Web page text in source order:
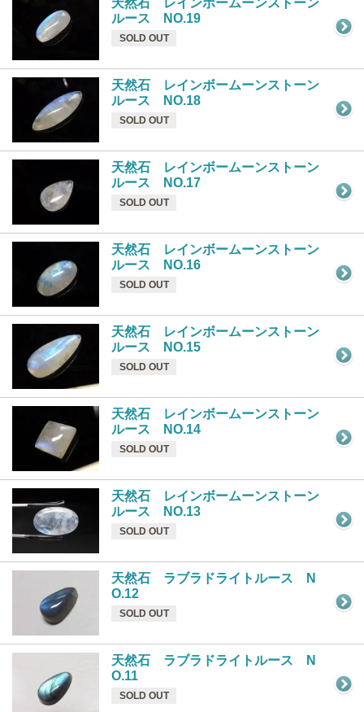
ルース NO.19
SOLD OUT
天然石 レインボームーンストーン
ルース NO.18
SOLD OUT
天然石 レインボームーンストーン
ルース NO.17
SOLD OUT
天然石 レインボームーンストーン
ルース NO.16
SOLD OUT
天然石 レインボームーンストーン
ルース NO.15
SOLD OUT
天然石 レインボームーンストーン
ルース NO.14
SOLD OUT
天然石 レインボームーンストーン
ルース NO.13
SOLD OUT
天然石 ラブラドライトルース N
O.12
SOLD OUT
天然石 ラブラドライトルース N
O.11
SOLD OUT